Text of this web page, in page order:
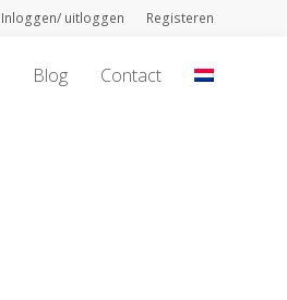
Inloggen/ uitloggen Registeren
Blog Contact